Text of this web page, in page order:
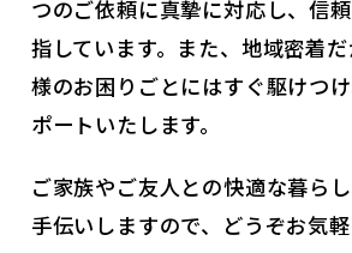
つのご依頼に真摯に対応し、信
指しています。また、地域密着
様のお困りごとにはすぐ駆けつ
ポートいたします。
ご家族やご友人との快適な暮ら
手伝いしますので、どうぞお気